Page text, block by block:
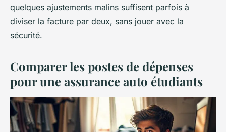
quelques ajustements malins suffisent parfois à
diviser la facture par deux, sans jouer avec la
sécurité.
Comparer les postes de dépenses
pour une assurance auto étudiants